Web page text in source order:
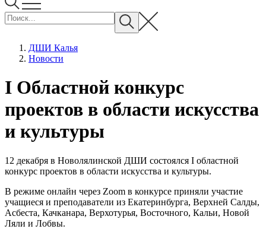
ДШИ Калья
Новости
I Областной конкурс
проектов в области искусства
и культуры
12 декабря в Новолялинской ДШИ состоялся I областной
конкурс проектов в области искусства и культуры.
В режиме онлайн через Zoom в конкурсе приняли участие
учащиеся и преподаватели из Екатеринбурга, Верхней Салды,
Асбеста, Качканара, Верхотурья, Восточного, Кальи, Новой
Ляли и Лобвы.